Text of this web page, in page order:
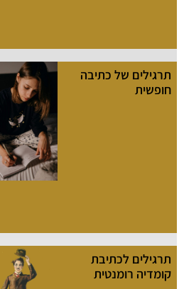
תרגילים של כתיבה
חופשית
תרגילים לכתיבת
קומדיה רומנטית